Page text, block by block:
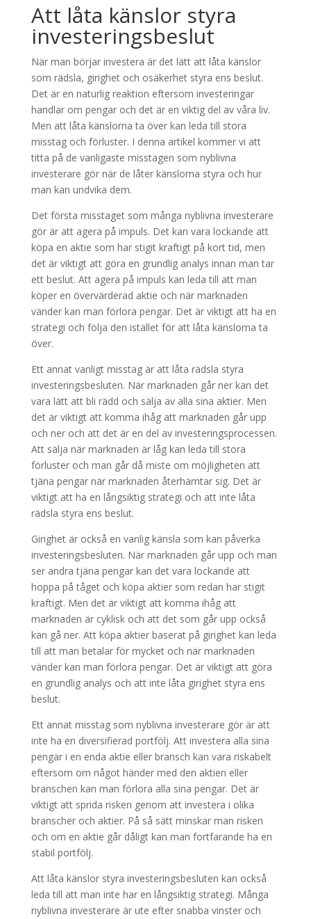
Att låta känslor styra
investeringsbeslut
När man börjar investera är det lätt att låta känslor
som rädsla, girighet och osäkerhet styra ens beslut.
Det är en naturlig reaktion eftersom investeringar
handlar om pengar och det är en viktig del av våra liv.
Men att låta känslorna ta över kan leda till stora
misstag och förluster. I denna artikel kommer vi att
titta på de vanligaste misstagen som nyblivna
investerare gör när de låter känslorna styra och hur
man kan undvika dem.
Det första misstaget som många nyblivna investerare
gör är att agera på impuls. Det kan vara lockande att
köpa en aktie som har stigit kraftigt på kort tid, men
det är viktigt att göra en grundlig analys innan man tar
ett beslut. Att agera på impuls kan leda till att man
köper en övervärderad aktie och när marknaden
vänder kan man förlora pengar. Det är viktigt att ha en
strategi och följa den istället för att låta känslorna ta
över.
Ett annat vanligt misstag är att låta rädsla styra
investeringsbesluten. När marknaden går ner kan det
vara lätt att bli rädd och sälja av alla sina aktier. Men
det är viktigt att komma ihåg att marknaden går upp
och ner och att det är en del av investeringsprocessen.
Att sälja när marknaden är låg kan leda till stora
förluster och man går då miste om möjligheten att
tjäna pengar när marknaden återhämtar sig. Det är
viktigt att ha en långsiktig strategi och att inte låta
rädsla styra ens beslut.
Girighet är också en vanlig känsla som kan påverka
investeringsbesluten. När marknaden går upp och man
ser andra tjäna pengar kan det vara lockande att
hoppa på tåget och köpa aktier som redan har stigit
kraftigt. Men det är viktigt att komma ihåg att
marknaden är cyklisk och att det som går upp också
kan gå ner. Att köpa aktier baserat på girighet kan leda
till att man betalar för mycket och när marknaden
vänder kan man förlora pengar. Det är viktigt att göra
en grundlig analys och att inte låta girighet styra ens
beslut.
Ett annat misstag som nyblivna investerare gör är att
inte ha en diversifierad portfölj. Att investera alla sina
pengar i en enda aktie eller bransch kan vara riskabelt
eftersom om något händer med den aktien eller
branschen kan man förlora alla sina pengar. Det är
viktigt att sprida risken genom att investera i olika
branscher och aktier. På så sätt minskar man risken
och om en aktie går dåligt kan man fortfarande ha en
stabil portfölj.
Att låta känslor styra investeringsbesluten kan också
leda till att man inte har en långsiktig strategi. Många
nyblivna investerare är ute efter snabba vinster och